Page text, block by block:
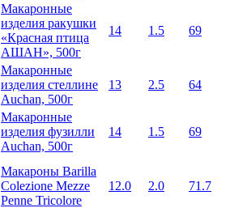
Макаронные
изделия ракушки
«Красная птица
АШАН», 500г
14 1.5 69
Макаронные
изделия стеллине
Auchan, 500г
13 2.5 64
Макаронные
изделия фузилли
Auchan, 500г
14 1.5 69
Макароны Barilla
Colezione Mezze
Penne Tricolore
12.0 2.0 71.7